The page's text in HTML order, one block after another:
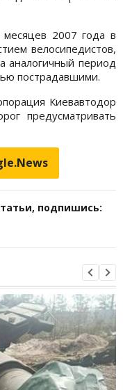
2007 года в
велосипедистов,
аналогичный период
пострадавшими.
Киевавтодор
предусматривать
подпишись: